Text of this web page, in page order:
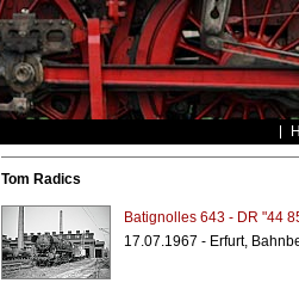
Tom Radics
Batignolles 643 - DR "44
17.07.1967 - Erfurt,